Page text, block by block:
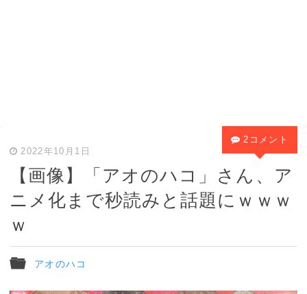
2022年10月1日
【画像】「アオのハコ」さん、ア
ニメ化まで秒読みと話題にｗｗｗ
ｗ
アオのハコ
2コメント